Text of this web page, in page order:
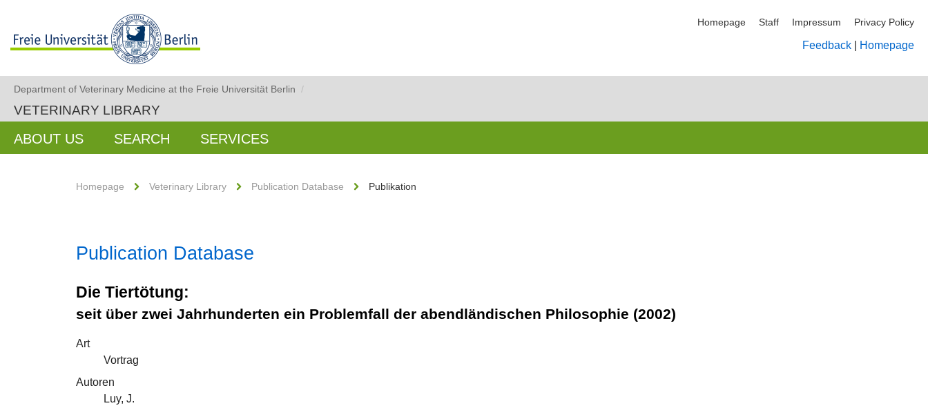
Homepage Staff Impressum Privacy Policy
Feedback Homepage
Department of Veterinary Medicine at the Freie Universität Berlin /
VETERINARY LIBRARY
ABOUT US SEARCH SERVICES
Homepage Veterinary Library Publication Database Publikation
Publication Database
Die Tiertötung:
seit über zwei Jahrhunderten ein Problemfall der abendländischen Philosophie (2002)
Art
Vortrag
Autoren
Luy, J.